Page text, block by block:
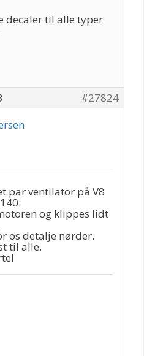
decaler til alle typer
#27824
par ventilator på V8
og klippes lidt
os detalje nørder.
til alle.